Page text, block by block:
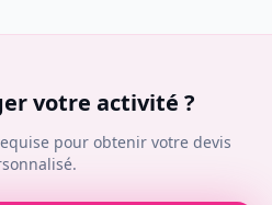
votre activité ?
pour obtenir votre devis